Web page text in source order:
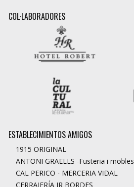
COL·LABORADORES
ESTABLECIMIENTOS AMIGOS
1915 ORIGINAL
ANTONI GRAELLS -Fusteria i mobles
CAL PERICO - MERCERIA VIDAL
CERRAJERÍA JR BORDES